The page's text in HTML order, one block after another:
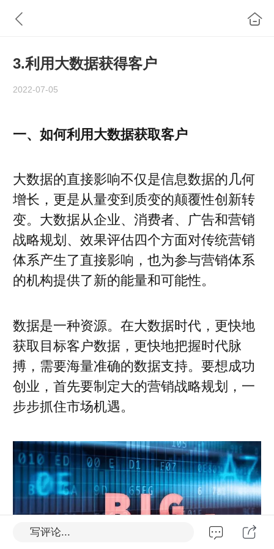
3.利用大数据获得客户
2022-07-05
一、如何利用大数据获取客户
大数据的直接影响不仅是信息数据的几何
增长，更是从量变到质变的颠覆性创新转
变。大数据从企业、消费者、广告和营销
战略规划、效果评估四个方面对传统营销
体系产生了直接影响，也为参与营销体系
的机构提供了新的能量和可能性。
数据是一种资源。在大数据时代，更快地
获取目标客户数据，更快地把握时代脉
搏，需要海量准确的数据支持。要想成功
创业，首先要制定大的营销战略规划，一
步步抓住市场机遇。
写评论...